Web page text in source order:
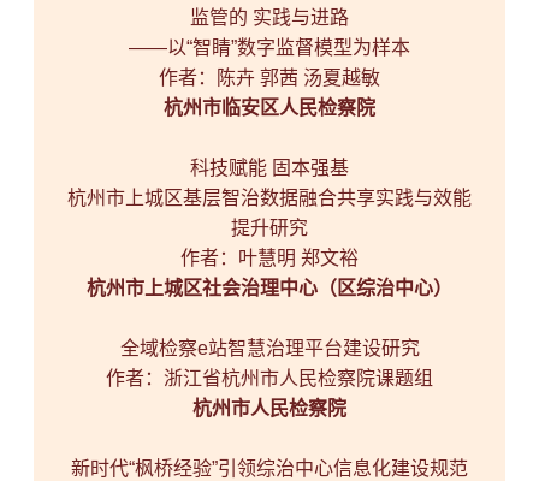
监管的 实践与进路
——以“智睛”数字监督模型为样本
作者：陈卉 郭茜 汤夏越敏
杭州市临安区人民检察院
科技赋能 固本强基
杭州市上城区基层智治数据融合共享实践与效能
提升研究
作者：叶慧明 郑文裕
杭州市上城区社会治理中心（区综治中心）
全域检察e站智慧治理平台建设研究
作者：浙江省杭州市人民检察院课题组
杭州市人民检察院
新时代“枫桥经验”引领综治中心信息化建设规范